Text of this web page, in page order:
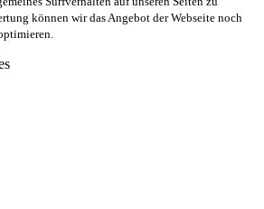
können wir das Angebot der Webseite noch